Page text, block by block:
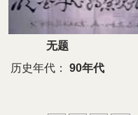
无题
历史年代：
90年代